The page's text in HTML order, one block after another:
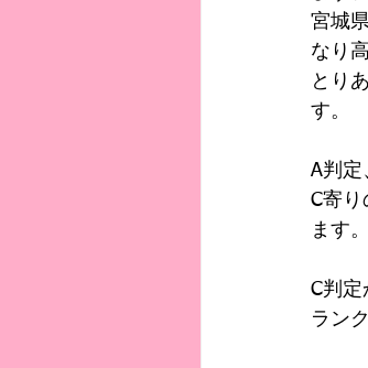
宮城
なり
とり
す。
A判定
C寄
ます。
C判
ラン